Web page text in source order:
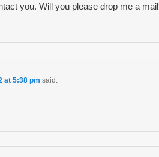
you. Will you please drop me a
at 5:38 pm said: